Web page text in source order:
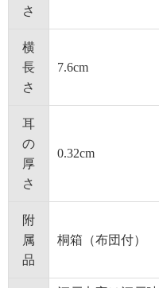
さ
横
長
さ
7.6cm
耳
の
厚
さ
0.32cm
附
属
品
桐箱（布団付）